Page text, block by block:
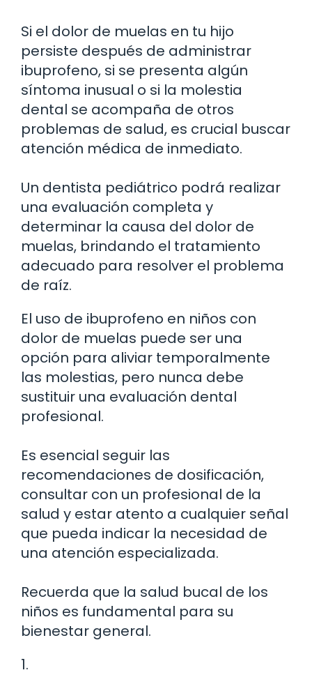
Si el dolor de muelas en tu hijo
persiste después de administrar
ibuprofeno, si se presenta algún
síntoma inusual o si la molestia
dental se acompaña de otros
problemas de salud, es crucial buscar
atención médica de inmediato.
Un dentista pediátrico podrá realizar
una evaluación completa y
determinar la causa del dolor de
muelas, brindando el tratamiento
adecuado para resolver el problema
de raíz.
El uso de ibuprofeno en niños con
dolor de muelas puede ser una
opción para aliviar temporalmente
las molestias, pero nunca debe
sustituir una evaluación dental
profesional.
Es esencial seguir las
recomendaciones de dosificación,
consultar con un profesional de la
salud y estar atento a cualquier señal
que pueda indicar la necesidad de
una atención especializada.
Recuerda que la salud bucal de los
niños es fundamental para su
bienestar general.
1.